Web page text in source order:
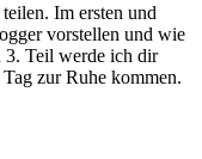
Im ersten und
vorstellen und wie
3. Teil werde ich dir
zur Ruhe kommen.